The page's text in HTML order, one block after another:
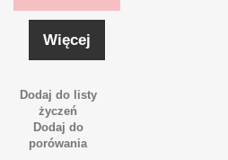
Więcej
Dodaj do listy
życzeń
Dodaj do
porówania